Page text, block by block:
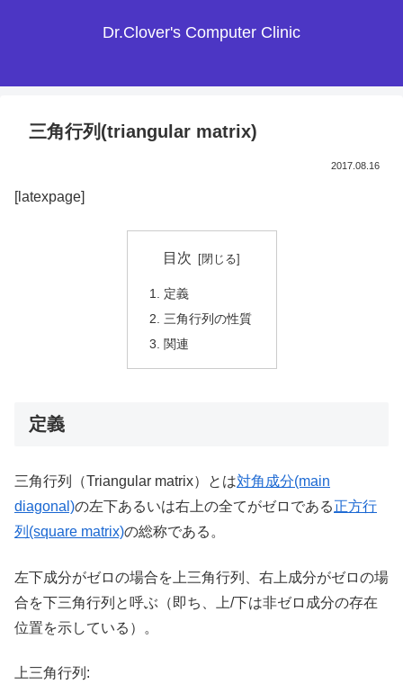
Dr.Clover's Computer Clinic
三角行列(triangular matrix)
2017.08.16
[latexpage]
目次
定義
三角行列の性質
関連
定義
三角行列（Triangular matrix）とは対角成分(main
diagonal)の左下あるいは右上の全てがゼロである正方行
列(square matrix)の総称である。
左下成分がゼロの場合を上三角行列、右上成分がゼロの場
合を下三角行列と呼ぶ（即ち、上/下は非ゼロ成分の存在
位置を示している）。
上三角行列: